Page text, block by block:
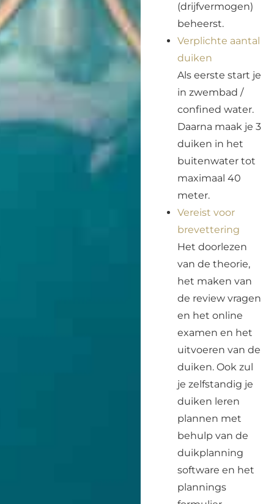
(drijfvermogen)
beheerst.
Verplichte aantal
duiken
Als eerste start je
in zwembad /
confined water.
Daarna maak je 3
duiken in het
buitenwater tot
maximaal 40
meter.
Vereist voor
brevettering
Het doorlezen
van de theorie,
het maken van
de review vragen
en het online
examen en het
uitvoeren van de
duiken. Ook zul
je zelfstandig je
duiken leren
plannen met
behulp van de
duikplanning
software en het
plannings